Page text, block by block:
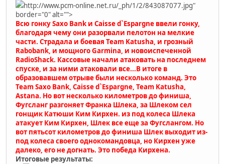
http://www.pcm-online.net.ru/_ph/1/2/843087077.jpg"
border="0" alt="">
Всю гонку Saxo Bank и Caisse d`Espargne ввели гонку,
благодаря чему они разорвали пелотон на мелкие
части. Страдала и боевая Team Katusha, и грозный
Rabobank, и мощного Garmina, и новоиспеченной
RadioShack. Кассовые начали атаковать на последнем
спуске, и за ними атаковали все...В итоге в
образовавшем отрыве были несколько команд. Это
Team Saxo Bank, Caisse d`Espargne, Team Katusha,
Astana. Но вот несколько километров до финиша,
Фугсланг разгоняет Франка Шлека, за Шлеком сел
гонщик Катюши Ким Кирхен. из под колеса Шлека
атакует Ким Кирхен, Шлек все еще за Фугслангом. Но
вот пятьсот километров до финиша Шлек выходит из-
под колеса своего однокомандовца, но Кирхен уже
далеко, его не догнать. Это победа Кирхена.
Итоговые результаты: